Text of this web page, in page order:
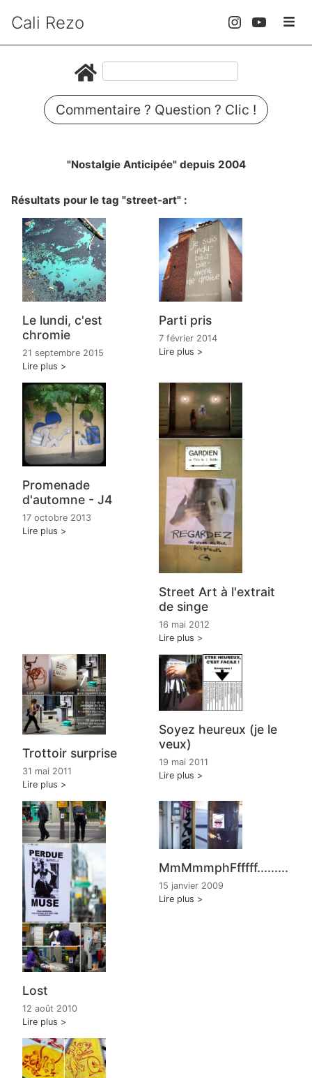
Cali Rezo
Commentaire ? Question ? Clic !
"Nostalgie Anticipée" depuis 2004
Résultats pour le tag "street-art" :
Le lundi, c'est
chromie
21 septembre 2015
Lire plus
Parti pris
7 février 2014
Lire plus
Promenade
d'automne - J4
17 octobre 2013
Lire plus
Street Art à l'extrait
de singe
16 mai 2012
Lire plus
Trottoir surprise
31 mai 2011
Lire plus
Soyez heureux (je le
veux)
19 mai 2011
Lire plus
Lost
12 août 2010
Lire plus
MmMmmphFfffff.........
15 janvier 2009
Lire plus